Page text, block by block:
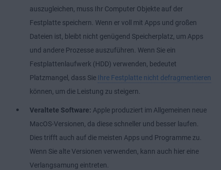
auszugleichen, muss Ihr Computer Objekte auf der
Festplatte speichern. Wenn er voll mit Apps und großen
Dateien ist, bleibt nicht genügend Speicherplatz, um Apps
und andere Prozesse auszuführen. Wenn Sie ein
Festplattenlaufwerk (HDD) verwenden, bedeutet
Platzmangel, dass Sie Ihre Festplatte nicht defragmentieren
können, um die Leistung zu steigern.
Veraltete Software: Apple produziert im Allgemeinen neue
MacOS-Versionen, da diese schneller und besser laufen.
Dies trifft auch auf die meisten Apps und Programme zu.
Wenn Sie alte Versionen verwenden, kann auch hier eine
Verlangsamung eintreten.